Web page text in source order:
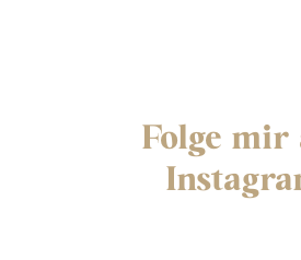
Folge mir